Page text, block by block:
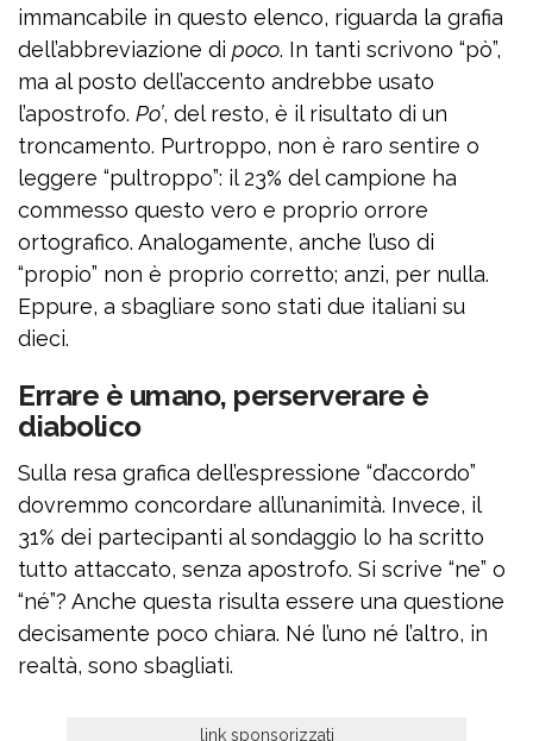
immancabile in questo elenco, riguarda la grafia
dell’abbreviazione di poco. In tanti scrivono “pò”,
ma al posto dell’accento andrebbe usato
l’apostrofo. Po’, del resto, è il risultato di un
troncamento. Purtroppo, non è raro sentire o
leggere “pultroppo”: il 23% del campione ha
commesso questo vero e proprio orrore
ortografico. Analogamente, anche l’uso di
“propio” non è proprio corretto; anzi, per nulla.
Eppure, a sbagliare sono stati due italiani su
dieci.
Errare è umano, perserverare è
diabolico
Sulla resa grafica dell’espressione “d’accordo”
dovremmo concordare all’unanimità. Invece, il
31% dei partecipanti al sondaggio lo ha scritto
tutto attaccato, senza apostrofo. Si scrive “ne” o
“né”? Anche questa risulta essere una questione
decisamente poco chiara. Né l’uno né l’altro, in
realtà, sono sbagliati.